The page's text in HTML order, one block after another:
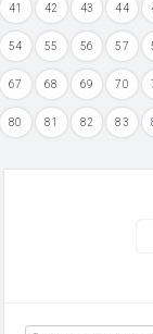
41 42 43 44
54 55 56 57
67 68 69 70
80 81 82 83